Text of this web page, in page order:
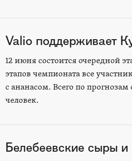
Valio поддерживает
12 июня состоится очередной
этапов чемпионата все
с ананасом. Всего по
человек.
Белебеевские сыры